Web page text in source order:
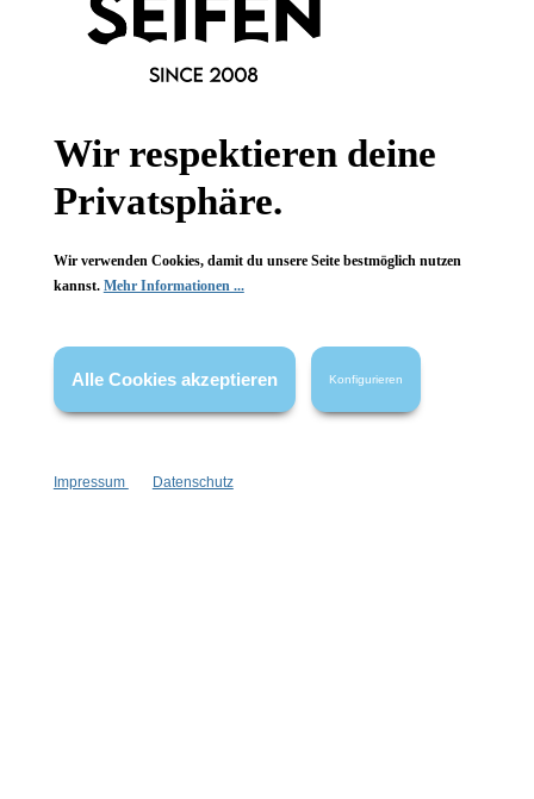
Gesetzliche Informationen
FAQ
* Alle Preise inkl. gesetzl. Mehrwertsteuer zzgl. Versandkosten
wenn nicht anders angegeben.
Wir respektieren deine
Privatsphäre.
Wir verwenden Cookies, damit du unsere Seite bestmöglich nutzen
kannst. Mehr Informationen ...
Alle Cookies akzeptieren Konfigurieren
Impressum Datenschutz